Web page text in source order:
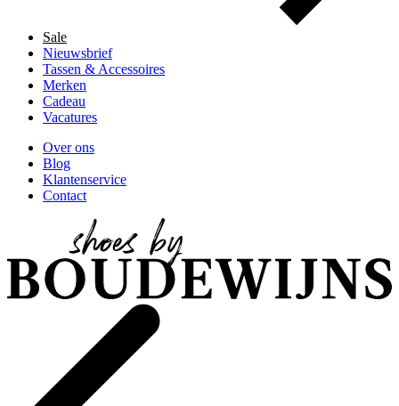
Sale
Nieuwsbrief
Tassen & Accessoires
Merken
Cadeau
Vacatures
Over ons
Blog
Klantenservice
Contact